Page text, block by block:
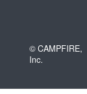
© CAMPFIRE,
Inc.